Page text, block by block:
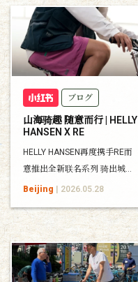
します。
ブログ
山海骑趣 随意而行 | HELLY
HANSEN X RE
HELLY HANSEN再度携手RE而
意推出全新联名系列 骑出城市
拥抱自然 自然入色 灵感跃现 穿
Beijing | 2026.05.28